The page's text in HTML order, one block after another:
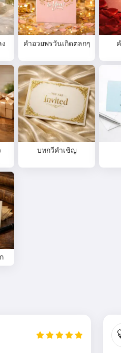
ง
คำอวยพรวันเกิดตลกๆ
บทกวีคำเชิญ